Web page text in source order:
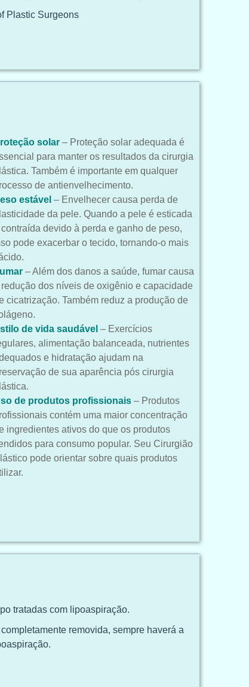
Plastic Surgeons
solar – Proteção solar adequada é
para manter os resultados da cirurgia
Também é importante em qualquer
de antienvelhecimento.
estável – Envelhecer causa perda de
da pele. Quando a pele é esticada
devido à perda e ganho de peso,
pode exacerbar o tecido, tornando-o mais
– Além dos danos a saúde, fumar causa
redução dos níveis de oxigênio e capacidade
cicatrização. Também reduz a produção de
de vida saudável – Exercícios
alimentação balanceada, nutrientes
e hidratação ajudam na
de sua aparência pós cirurgia
de produtos profissionais – Produtos
contém uma maior concentração
ingredientes ativos do que os produtos
para consumo popular. Seu Cirurgião
pode orientar sobre quais produtos
tratadas com lipoaspiração.
removida, sempre haverá a